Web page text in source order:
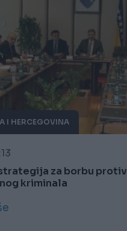
I HERCEGOVINA
za borbu protiv
kriminala